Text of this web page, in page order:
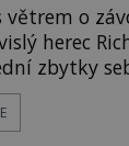
větrem o
herec
zbytky
svém
vyvrcholí